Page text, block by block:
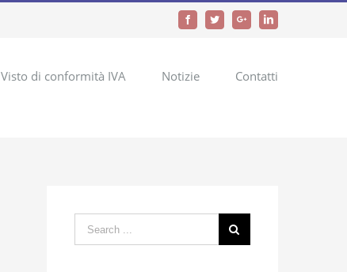
FacebookTwitterGoogle+LinkedIn
Visto di conformità IVA Notizie Contatti
Search
for: